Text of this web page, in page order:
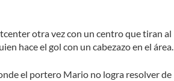
otra vez con un centro que tiran al
hace el gol con un cabezazo en el área.
el portero Mario no logra resolver de